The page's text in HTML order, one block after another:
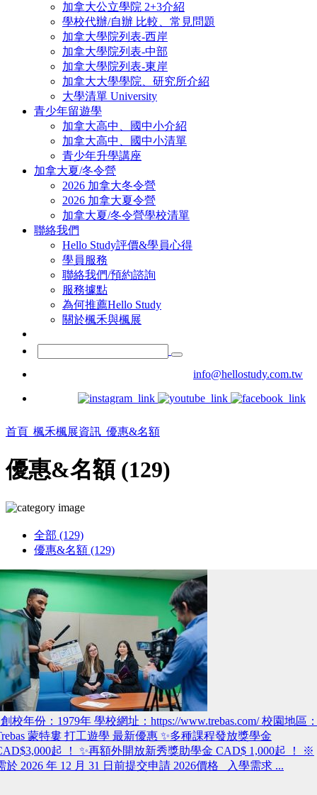
加拿大公立學院 2+3介紹
學校代辦/自辦 比較、常見問題
加拿大學院列表-西岸
加拿大學院列表-中部
加拿大學院列表-東岸
加拿大大學學院、研究所介紹
大學清單 University
青少年留遊學
加拿大高中、國中小介紹
加拿大高中、國中小清單
青少年升學講座
加拿大夏/冬令營
2026 加拿大冬令營
2026 加拿大夏令營
加拿大夏/冬令營學校清單
聯絡我們
Hello Study評價&學員心得
學員服務
聯絡我們/預約諮詢
服務據點
為何推薦Hello Study
關於楓禾與楓展
info@hellostudy.com.tw
首頁 楓禾楓展資訊 優惠&名額
優惠&名額 (129)
全部 (129)
優惠&名額 (129)
校年份：1979年 學校網址：https://www.trebas.com/ 校園地區
蒙特婁 打工遊學 最新優惠 ✨多種課程發放獎學金
起 ！ ✨再額外開放新秀獎助學金 CAD$ 1,000起 ！ ※
於 2026 年 12 月 31 日前提交申請 2026價格 入學需求 ...